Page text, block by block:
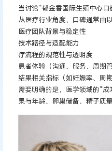
当讨论“郁金香国际生殖中心口
从医疗行业角度，口碑通常由
医疗团队背景与稳定性
技术路径与适配能力
疗流程的规范性与透明度
患者体验（沟通、服务、周期管
结果相关指标（如妊娠率、周
需要明确的是，医学领域的“
果与年龄、卵巢储备、精子质